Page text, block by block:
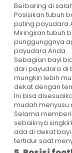
Berbaring di
Posisikan tubuh
puting payudara
Miringkan tubuh
punggunggnya
payudara Anda
Sebagian bayi
dari payudara di
mungkin lebih
dekat dengan
Ini bisa
mudah menyusu
Selama
sebaiknya
ada di dekat
tertidur saat